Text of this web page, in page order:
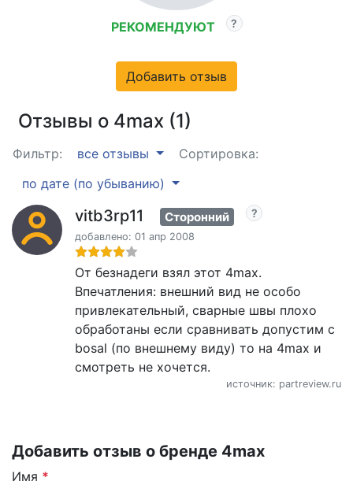
РЕКОМЕНДУЮТ
Добавить отзыв
Отзывы о 4max (1)
Фильтр: все отзывы
Сортировка:
по дате (по убыванию)
vitb3rp11 Сторонний
добавлено: 01 апр 2008
От безнадеги взял этот 4max.
Впечатления: внешний вид не особо
привлекательный, сварные швы плохо
обработаны если сравнивать допустим с
bosal (по внешнему виду) то на 4max и
смотреть не хочется.
источник: partreview.ru
Добавить отзыв о бренде 4max
Имя *